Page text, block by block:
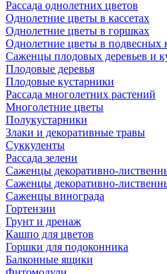
Рассада однолетних цветов
Однолетние цветы в кассетах
Однолетние цветы в горшках
Однолетние цветы в подвесных
Саженцы плодовых деревьев и
Плодовые деревья
Плодовые кустарники
Рассада многолетних растений
Многолетние цветы
Полукустарники
Злаки и декоративные травы
Суккуленты
Рассада зелени
Саженцы декоративно-
Саженцы декоративно-
Саженцы винограда
Гортензии
Грунт и дренаж
Кашпо для цветов
Горшки для подоконника
Балконные ящики